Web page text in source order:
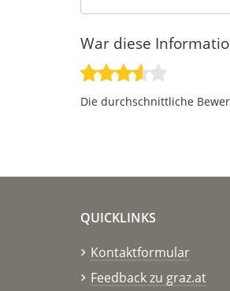
War diese
Die durchschnittliche
QUICKLINKS
Kontaktformular
Feedback zu graz.at